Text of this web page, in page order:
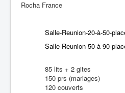
Rocha France
Salle-Reunion-20-à-50-
Salle-Reunion-50-à-90-
85 lits + 2 gites
150 prs (mariages)
120 couverts